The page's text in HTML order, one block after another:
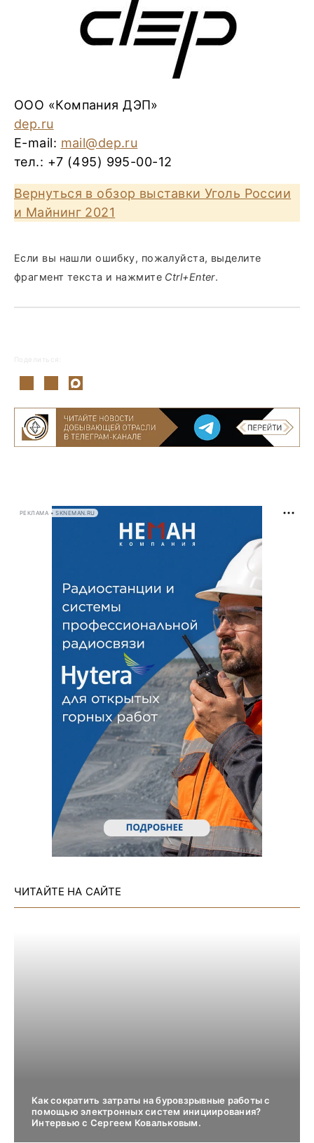
ООО «Компания ДЭП»
dep.ru
E-mail: mail@dep.ru
тел.: +7 (495) 995-00-12
Вернуться в обзор выставки Уголь России
и Майнинг 2021
Если вы нашли ошибку, пожалуйста, выделите
фрагмент текста и нажмите Ctrl+Enter.
Поделиться:
РЕКЛАМА • SKNEMAN.RU
ЧИТАЙТЕ НА САЙТЕ
Как сократить затраты на буровзрывные работы с
помощью электронных систем инициирования?
Интервью с Сергеем Ковальковым.